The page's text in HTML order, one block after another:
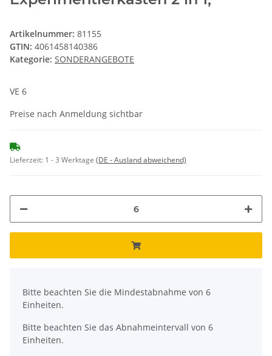
Artikelnummer: 81155
GTIN: 4061458140386
Kategorie: SONDERANGEBOTE
VE 6
Preise nach Anmeldung sichtbar
Lieferzeit: 1 - 3 Werktage (DE - Ausland abweichend)
Bitte beachten Sie die Mindestabnahme von 6
Einheiten.
Bitte beachten Sie das Abnahmeintervall von 6
Einheiten.